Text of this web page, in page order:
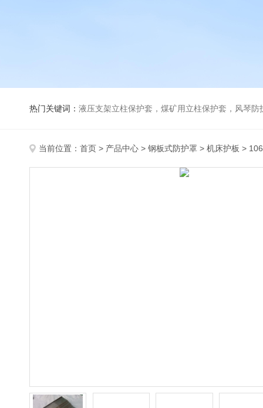
热门关键词： 液压支架立柱保护套，煤矿用立柱保护套，风琴
当前位置： 首页 > 产品中心 > 钢板式防护罩 > 机床护板 >